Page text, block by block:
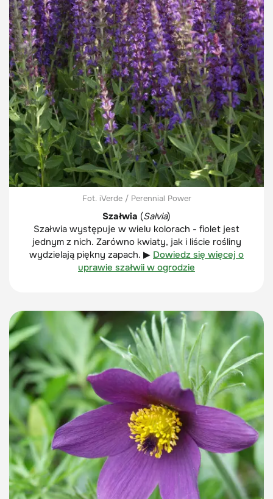
Fot. iVerde / Perennial Power
Szałwia (Salvia)
Szałwia występuje w wielu kolorach - fiolet jest
jednym z nich. Zarówno kwiaty, jak i liście rośliny
wydzielają piękny zapach. ▶ Dowiedz się więcej o
uprawie szałwii w ogrodzie